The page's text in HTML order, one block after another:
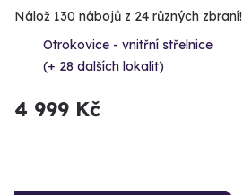
Nálož 130 nábojů z 24 různých zbraní!
Otrokovice - vnitřní střelnice
(+ 28 dalších lokalit)
4 999 Kč